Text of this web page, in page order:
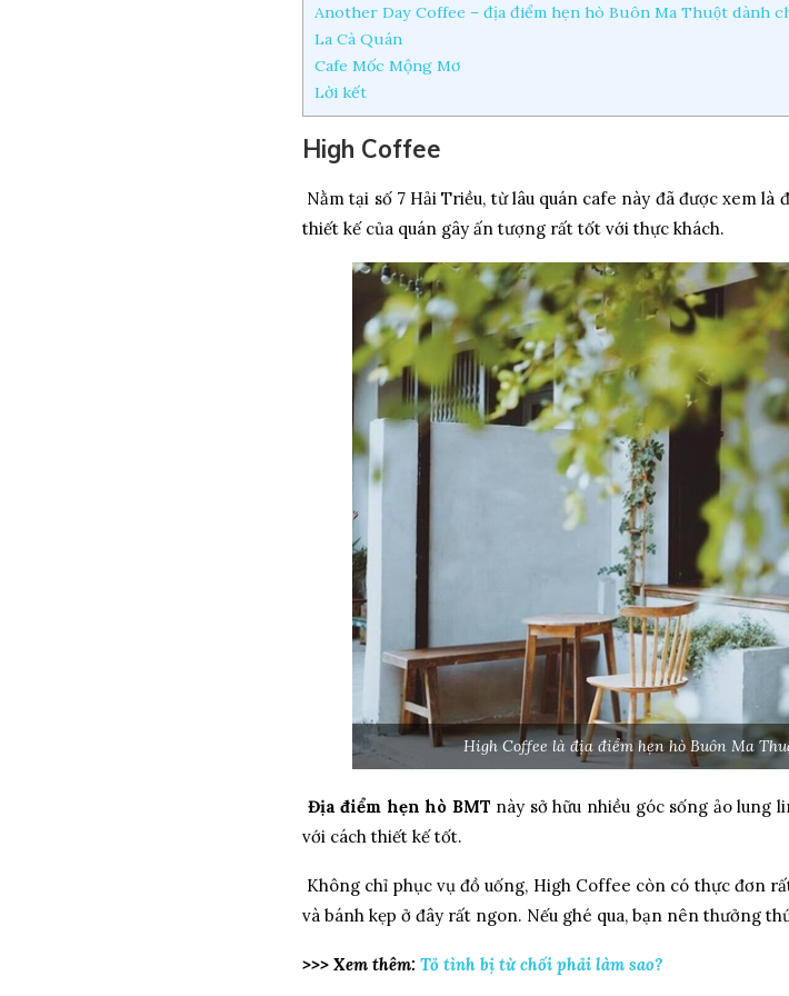
Another Day Coffee – địa điểm hẹn hò Buôn Ma Thuột dành
La Cà Quán
Cafe Mốc Mộng Mơ
Lời kết
High Coffee
Nằm tại số 7 Hải Triều, từ lâu quán cafe này đã được xem
thiết kế của quán gây ấn tượng rất tốt với thực khách.
High Coffee là địa điểm hẹn hò Buôn Ma
Địa điểm hẹn hò BMT này sở hữu nhiều góc sống ảo lung
với cách thiết kế tốt.
Không chỉ phục vụ đồ uống, High Coffee còn có thực đơn
và bánh kẹp ở đây rất ngon. Nếu ghé qua, bạn nên thưởng
>>> Xem thêm: Tỏ tình bị từ chối phải làm sao?